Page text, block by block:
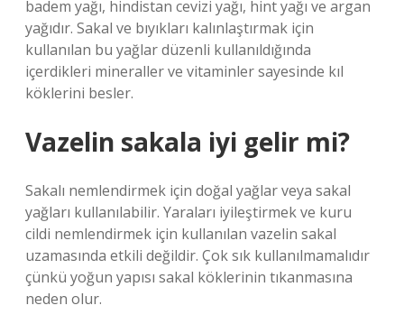
badem yağı, hindistan cevizi yağı, hint yağı ve argan
yağıdır. Sakal ve bıyıkları kalınlaştırmak için
kullanılan bu yağlar düzenli kullanıldığında
içerdikleri mineraller ve vitaminler sayesinde kıl
köklerini besler.
Vazelin sakala iyi gelir mi?
Sakalı nemlendirmek için doğal yağlar veya sakal
yağları kullanılabilir. Yaraları iyileştirmek ve kuru
cildi nemlendirmek için kullanılan vazelin sakal
uzamasında etkili değildir. Çok sık kullanılmamalıdır
çünkü yoğun yapısı sakal köklerinin tıkanmasına
neden olur.